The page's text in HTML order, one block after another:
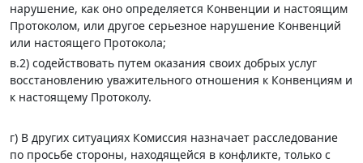
нарушение, как оно определяется Конвенции и настоящим
Протоколом, или другое серьезное нарушение Конвенций
или настоящего Протокола;
в.2) содействовать путем оказания своих добрых услуг
восстановлению уважительного отношения к Конвенциям и
к настоящему Протоколу.
г) В других ситуациях Комиссия назначает расследование
по просьбе стороны, находящейся в конфликте, только с